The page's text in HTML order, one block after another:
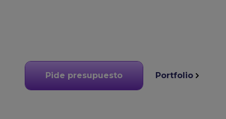
Pide presupuesto Portfolio